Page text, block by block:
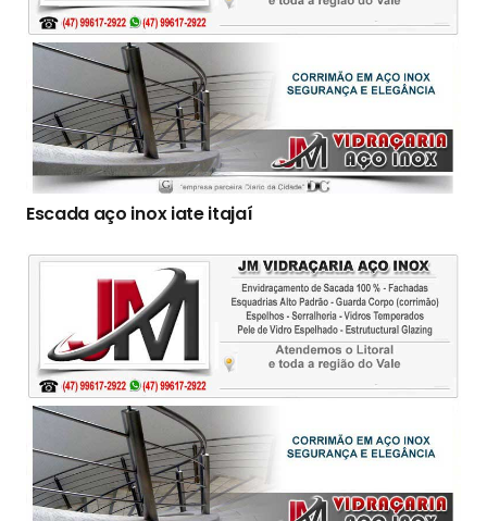
Escada aço inox iate itajaí